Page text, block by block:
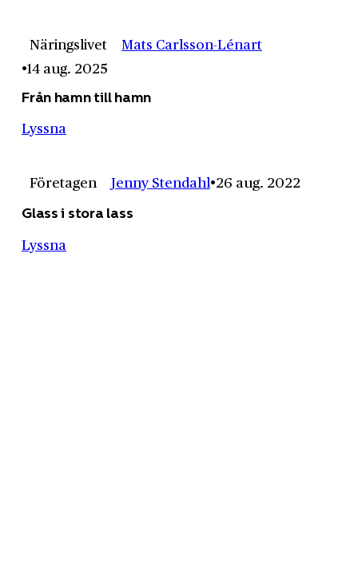
Näringslivet
Mats Carlsson-Lénart
14 aug. 2025
Från hamn till hamn
Lyssna
Företagen Jenny Stendahl 26 aug. 2022
Glass i stora lass
Lyssna